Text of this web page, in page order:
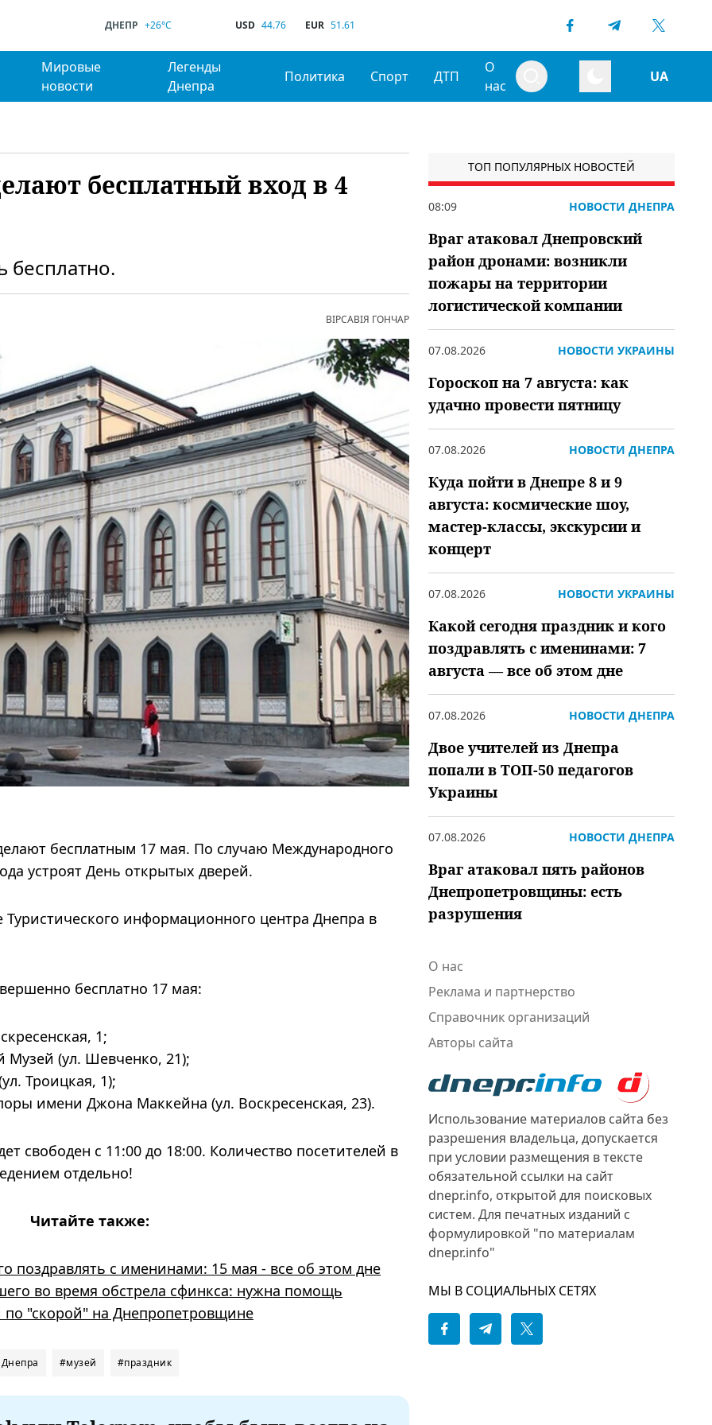
ДНЕПР +26°C USD 44.76 EUR 51.61
Мировые
новости
Легенды
Днепра
Политика Спорт ДТП
О
нас
UA
бесплатный вход в 4
бесплатно.
ВІРСАВІЯ ГОНЧАР
бесплатным 17 мая. По случаю Международного
устроят День открытых дверей.
информационного центра Днепра в
бесплатно 17 мая:
1;
Музей (ул. Шевченко, 21);
Троицкая, 1);
имени Джона Маккейна (ул. Воскресенская, 23).
свободен с 11:00 до 18:00. Количество посетителей в
отдельно!
Читайте также:
поздравлять с именинами: 15 мая - все об этом дне
во время обстрела сфинкса: нужна помощь
"скорой" на Днепропетровщине
#музей #праздник
ТОП ПОПУЛЯРНЫХ НОВОСТЕЙ
08:09 НОВОСТИ ДНЕПРА
Враг атаковал Днепровский
район дронами: возникли
пожары на территории
логистической компании
07.08.2026 НОВОСТИ УКРАИНЫ
Гороскоп на 7 августа: как
удачно провести пятницу
07.08.2026 НОВОСТИ ДНЕПРА
Куда пойти в Днепре 8 и 9
августа: космические шоу,
мастер-классы, экскурсии и
концерт
07.08.2026 НОВОСТИ УКРАИНЫ
Какой сегодня праздник и кого
поздравлять с именинами: 7
августа — все об этом дне
07.08.2026 НОВОСТИ ДНЕПРА
Двое учителей из Днепра
попали в ТОП-50 педагогов
Украины
07.08.2026 НОВОСТИ ДНЕПРА
Враг атаковал пять районов
Днепропетровщины: есть
разрушения
О нас
Реклама и партнерство
Справочник организаций
Авторы сайта
Использование материалов сайта без
разрешения владельца, допускается
при условии размещения в тексте
обязательной ссылки на сайт
dnepr.info, открытой для поисковых
систем. Для печатных изданий с
формулировкой "по материалам
dnepr.info"
МЫ В СОЦИАЛЬНЫХ СЕТЯХ